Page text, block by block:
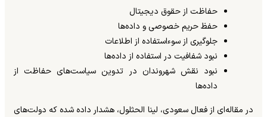
حفاظت از حقوق دیجیتال
حفظ حریم خصوصی و داده‌ها
جلوگیری از سوءاستفاده از اطلاعات
نبود شفافیت در استفاده از داده‌ها
نبود نقش شهروندان در تدوین سیاست‌های حفاظت از
داده‌ها
در مقاله‌ای از فعال سعودی، لینا الحثلول، هشدار داده شده که دولت‌های